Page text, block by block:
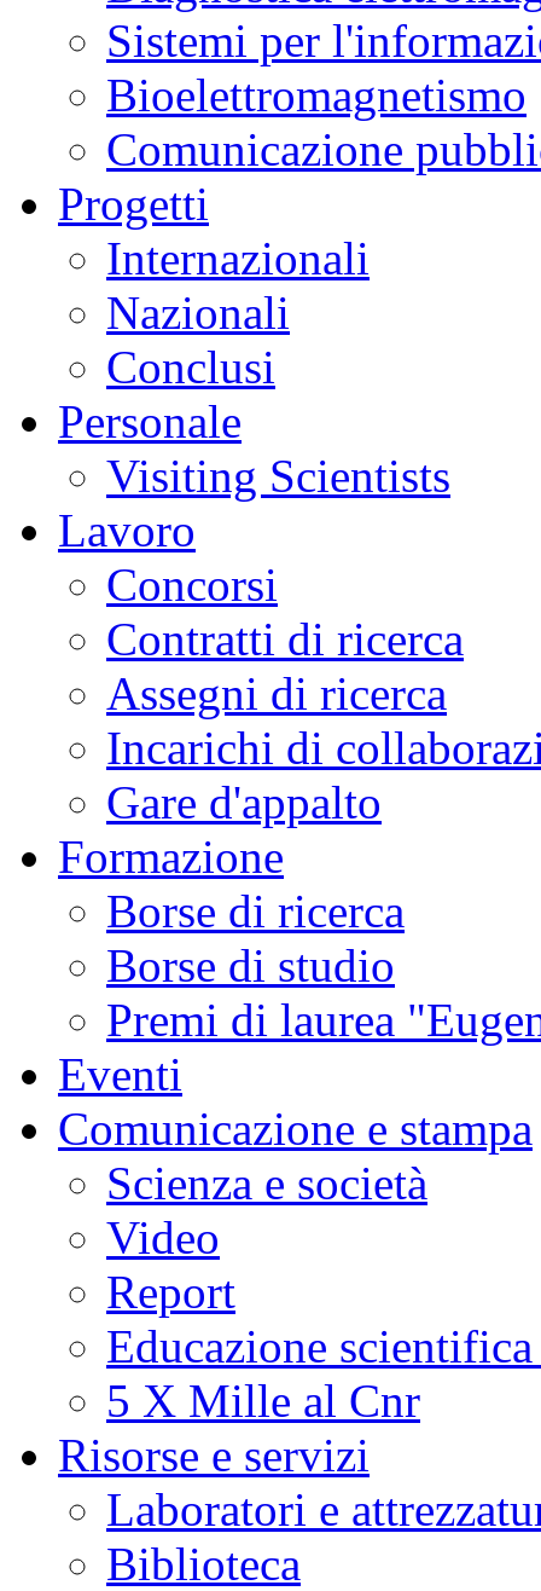
Sistemi per
Bioelettromagnetismo
Comunicazione
Progetti
Internazionali
Nazionali
Conclusi
Personale
Visiting Scientists
Lavoro
Concorsi
Contratti di ricerca
Assegni di ricerca
Incarichi di
Gare d'appalto
Formazione
Borse di ricerca
Borse di studio
Premi di laurea
Eventi
Comunicazione e stampa
Scienza e società
Video
Report
Educazione
5 X Mille al Cnr
Risorse e servizi
Laboratori e
Biblioteca